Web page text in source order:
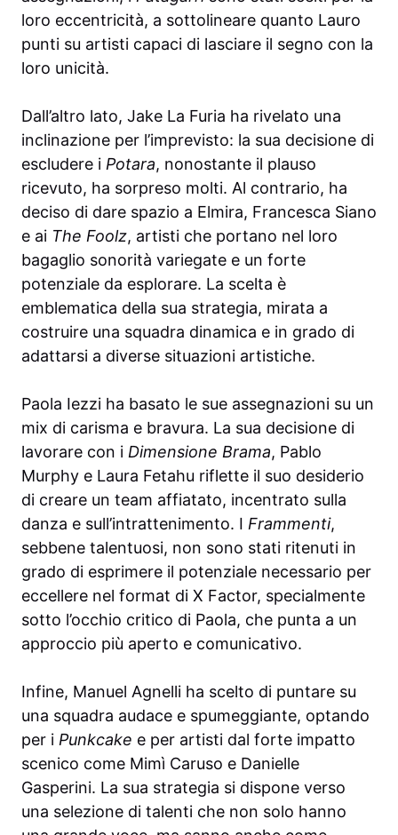
loro eccentricità, a sottolineare quanto Lauro
punti su artisti capaci di lasciare il segno con la
loro unicità.
Dall’altro lato, Jake La Furia ha rivelato una
inclinazione per l’imprevisto: la sua decisione di
escludere i Potara, nonostante il plauso
ricevuto, ha sorpreso molti. Al contrario, ha
deciso di dare spazio a Elmira, Francesca Siano
e ai The Foolz, artisti che portano nel loro
bagaglio sonorità variegate e un forte
potenziale da esplorare. La scelta è
emblematica della sua strategia, mirata a
costruire una squadra dinamica e in grado di
adattarsi a diverse situazioni artistiche.
Paola Iezzi ha basato le sue assegnazioni su un
mix di carisma e bravura. La sua decisione di
lavorare con i Dimensione Brama, Pablo
Murphy e Laura Fetahu riflette il suo desiderio
di creare un team affiatato, incentrato sulla
danza e sull’intrattenimento. I Frammenti,
sebbene talentuosi, non sono stati ritenuti in
grado di esprimere il potenziale necessario per
eccellere nel format di X Factor, specialmente
sotto l’occhio critico di Paola, che punta a un
approccio più aperto e comunicativo.
Infine, Manuel Agnelli ha scelto di puntare su
una squadra audace e spumeggiante, optando
per i Punkcake e per artisti dal forte impatto
scenico come Mimì Caruso e Danielle
Gasperini. La sua strategia si dispone verso
una selezione di talenti che non solo hanno